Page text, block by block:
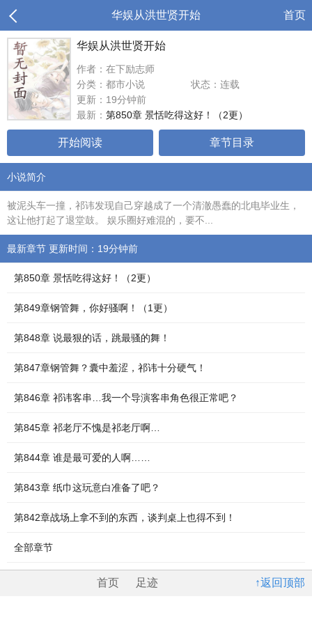
华娱从洪世贤开始 首页
华娱从洪世贤开始
作者：在下励志师
分类：都市小说
状态：连载
更新：19分钟前
最新： 第850章 景恬吃得这好！（2更）
开始阅读 章节目录
小说简介
被泥头车一撞，祁讳发现自己穿越成了一个清澈愚蠢的北电毕业生，
这让他打起了退堂鼓。 娱乐圈好难混的，要不...
最新章节 更新时间：19分钟前
第850章 景恬吃得这好！（2更）
第849章钢管舞，你好骚啊！（1更）
第848章 说最狠的话，跳最骚的舞！
第847章钢管舞？囊中羞涩，祁讳十分硬气！
第846章 祁讳客串…我一个导演客串角色很正常吧？
第845章 祁老厅不愧是祁老厅啊…
第844章 谁是最可爱的人啊……
第843章 纸巾这玩意白准备了吧？
第842章战场上拿不到的东西，谈判桌上也得不到！
全部章节
↑返回顶部
首页 足迹